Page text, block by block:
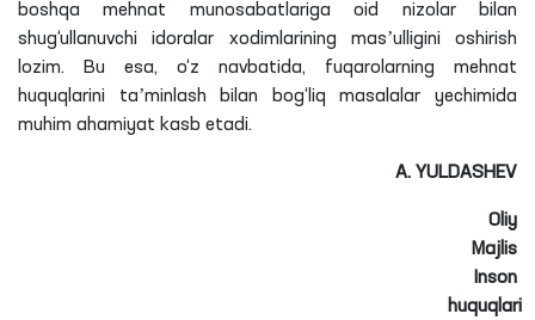
boshqa mehnat munosabatlariga oid nizolar bilan
shug‘ullanuvchi idoralar xodimlarining masʼulligini oshirish
lozim. Bu esa, o‘z navbatida, fuqarolarning mehnat
huquqlarini taʼminlash bilan bog‘liq masalalar yechimida
muhim ahamiyat kasb etadi.
A. YULDASHEV
Oliy
Majlis
Inson
huquqlari